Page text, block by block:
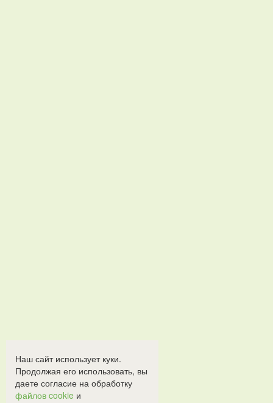
Наш сайт использует куки.
Продолжая его использовать, вы
даете согласие на обработку
файлов cookie и